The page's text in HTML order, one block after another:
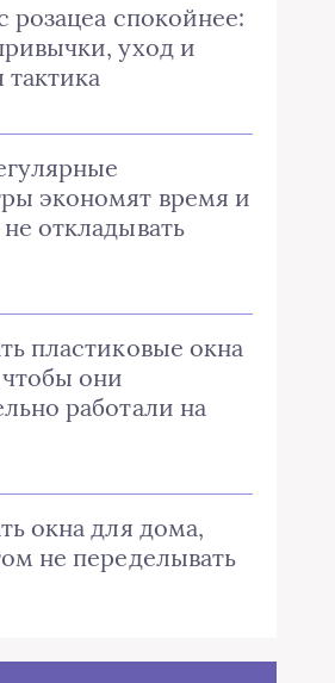
розацеа спокойнее:
уход и
тактика
экономят время и
откладывать
пластиковые окна
они
работали на
окна для дома,
не переделывать